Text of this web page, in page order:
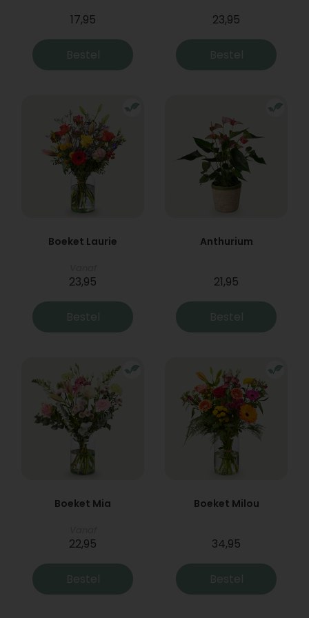
17,95
Bestel
23,95
Bestel
Boeket Laurie
23,95
Bestel
Anthurium
21,95
Bestel
Boeket Mia
22,95
Bestel
Boeket Milou
34,95
Bestel